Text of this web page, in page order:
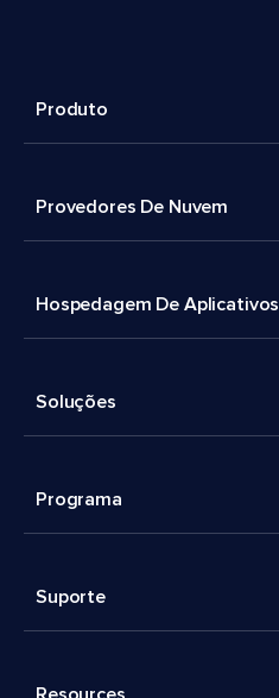
Produto
Provedores De Nuvem
Hospedagem De Aplicativos
Soluções
Programa
Suporte